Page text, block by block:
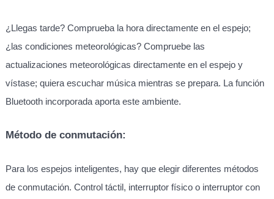
¿Llegas tarde? Comprueba la hora directamente en el espejo;
¿las condiciones meteorológicas? Compruebe las
actualizaciones meteorológicas directamente en el espejo y
vístase; quiera escuchar música mientras se prepara. La función
Bluetooth incorporada aporta este ambiente.
Método de conmutación:
Para los espejos inteligentes, hay que elegir diferentes métodos
de conmutación. Control táctil, interruptor físico o interruptor con